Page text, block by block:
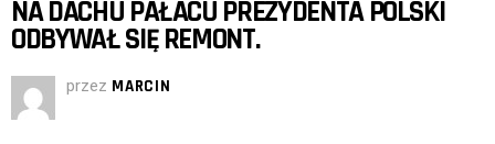
NA DACHU PAŁACU PREZYDENTA POLSKI
ODBYWAŁ SIĘ REMONT.
przez MARCIN